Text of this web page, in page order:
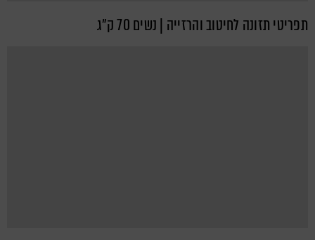
תפריטי תזונה לחיטוב והרזייה | נשים 70 ק"ג